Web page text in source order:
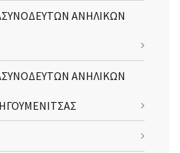
ΑΝΗΛΙΚΩΝ
ΑΝΗΛΙΚΩΝ